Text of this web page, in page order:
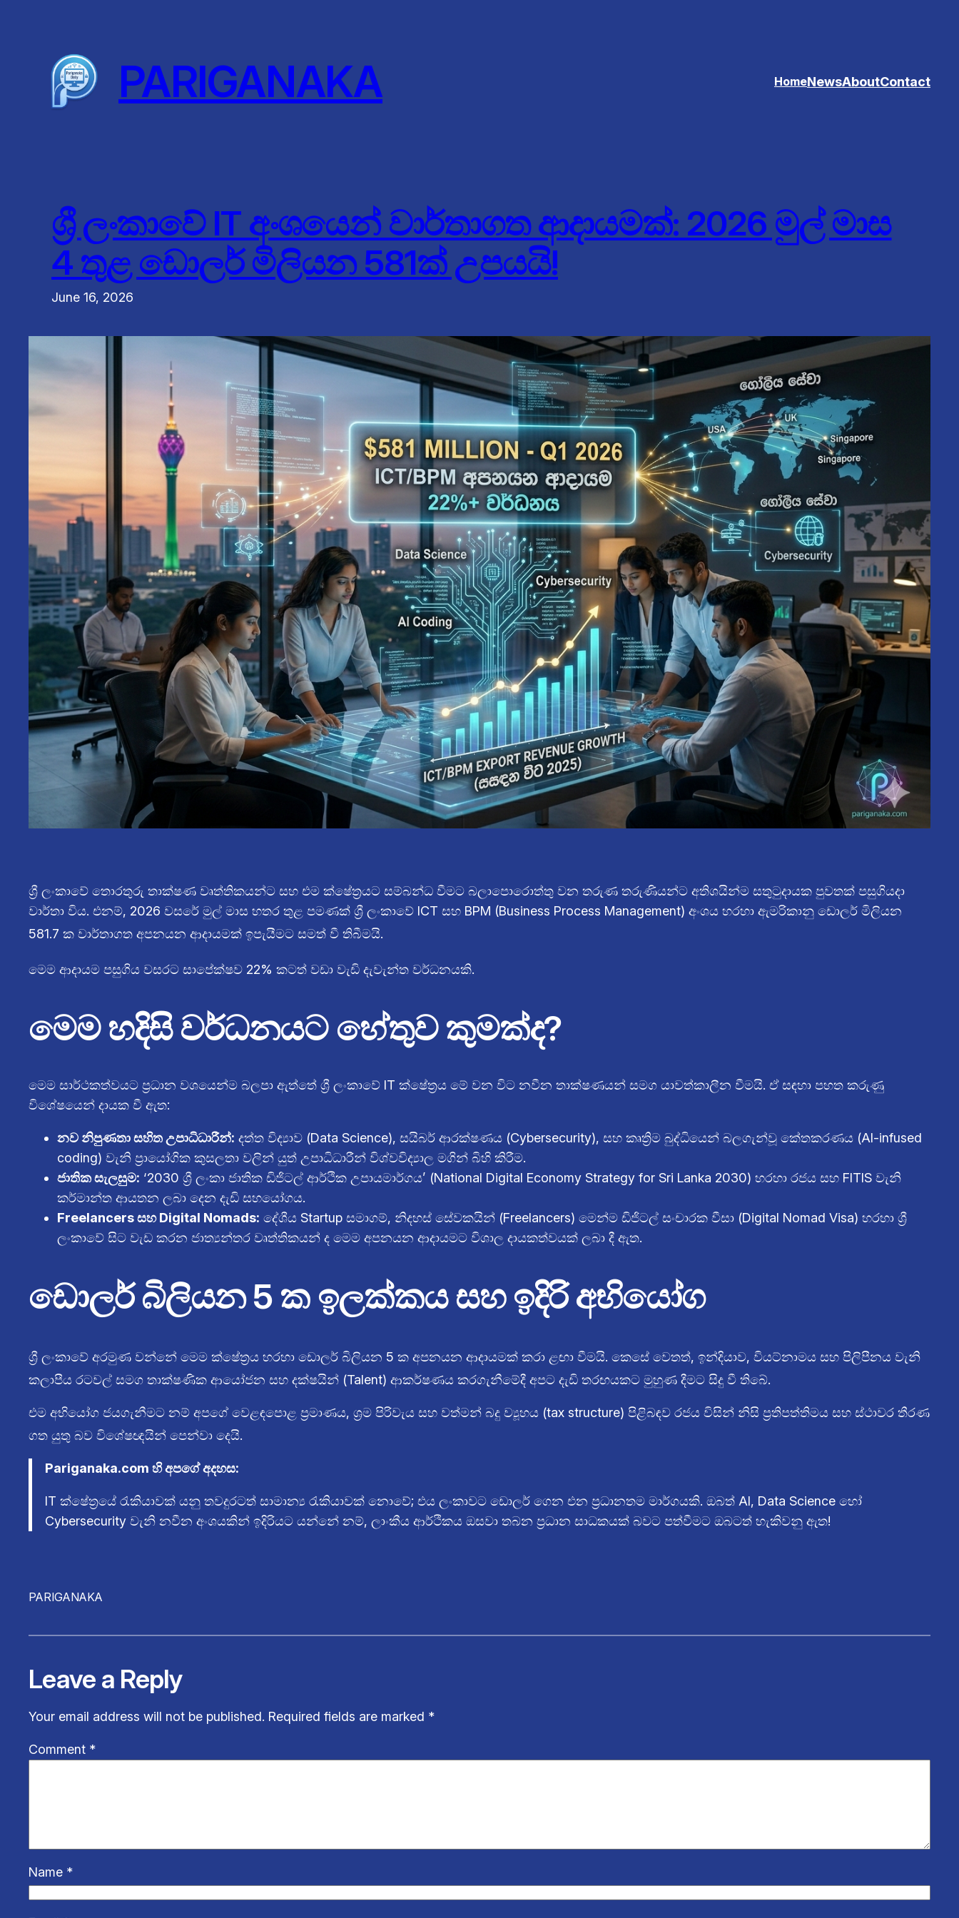
PARIGANAKA HomeNewsAboutContact
ශ්‍රී ලංකාවේ IT අංශයෙන් වාර්තාගත ආදායමක්: 2026 මුල් මාස
4 තුළ ඩොලර් මිලියන 581ක් උපයයි!
June 16, 2026
ශ්‍රී ලංකාවේ තොරතුරු තාක්ෂණ වෘත්තිකයන්ට සහ එම ක්ෂේත්‍රයට සම්බන්ධ වීමට බලාපොරොත්තු වන තරුණ තරුණියන්ට අතිශයින්ම සතුටුදායක පුවතක් පසුගියදා
වාර්තා විය. එනම්, 2026 වසරේ මුල් මාස හතර තුළ පමණක් ශ්‍රී ලංකාවේ ICT සහ BPM (Business Process Management) අංශය හරහා ඇමරිකානු ඩොලර් මිලියන
581.7 ක වාර්තාගත අපනයන ආදායමක් ඉපැයීමට සමත් වී තිබීමයි.
මෙම ආදායම පසුගිය වසරට සාපේක්ෂව 22% කටත් වඩා වැඩි දැවැන්ත වර්ධනයකි.
මෙම හදිසි වර්ධනයට හේතුව කුමක්ද?
මෙම සාර්ථකත්වයට ප්‍රධාන වශයෙන්ම බලපා ඇත්තේ ශ්‍රී ලංකාවේ IT ක්ෂේත්‍රය මේ වන විට නවීන තාක්ෂණයන් සමග යාවත්කාලීන වීමයි. ඒ සඳහා පහත කරුණු
විශේෂයෙන් දායක වී ඇත:
නව නිපුණතා සහිත උපාධිධාරීන්: දත්ත විද්‍යාව (Data Science), සයිබර් ආරක්ෂණය (Cybersecurity), සහ කෘත්‍රිම බුද්ධියෙන් බලගැන්වූ කේතකරණය (AI-infused
coding) වැනි ප්‍රායෝගික කුසලතා වලින් යුත් උපාධිධාරීන් විශ්වවිද්‍යාල මගින් බිහි කිරීම.
ජාතික සැලසුම: ‘2030 ශ්‍රී ලංකා ජාතික ඩිජිටල් ආර්ථික උපායමාර්ගය’ (National Digital Economy Strategy for Sri Lanka 2030) හරහා රජය සහ FITIS වැනි
කර්මාන්ත ආයතන ලබා දෙන දැඩි සහයෝගය.
Freelancers සහ Digital Nomads: දේශීය Startup සමාගම්, නිදහස් සේවකයින් (Freelancers) මෙන්ම ඩිජිටල් සංචාරක වීසා (Digital Nomad Visa) හරහා ශ්‍රී
ලංකාවේ සිට වැඩ කරන ජාත්‍යන්තර වෘත්තිකයන් ද මෙම අපනයන ආදායමට විශාල දායකත්වයක් ලබා දී ඇත.
ඩොලර් බිලියන 5 ක ඉලක්කය සහ ඉදිරි අභියෝග
ශ්‍රී ලංකාවේ අරමුණ වන්නේ මෙම ක්ෂේත්‍රය හරහා ඩොලර් බිලියන 5 ක අපනයන ආදායමක් කරා ළඟා වීමයි. කෙසේ වෙතත්, ඉන්දියාව, වියට්නාමය සහ පිලිපීනය වැනි
කලාපීය රටවල් සමග තාක්ෂණික ආයෝජන සහ දක්ෂයින් (Talent) ආකර්ෂණය කරගැනීමේදී අපට දැඩි තරඟයකට මුහුණ දීමට සිදු වී තිබේ.
එම අභියෝග ජයගැනීමට නම් අපගේ වෙළඳපොළ ප්‍රමාණය, ශ්‍රම පිරිවැය සහ වත්මන් බදු ව්‍යූහය (tax structure) පිළිබඳව රජය විසින් නිසි ප්‍රතිපත්තිමය සහ ස්ථාවර තීරණ
ගත යුතු බව විශේෂඥයින් පෙන්වා දෙයි.
Pariganaka.com හි අපගේ අදහස:
IT ක්ෂේත්‍රයේ රැකියාවක් යනු තවදුරටත් සාමාන්‍ය රැකියාවක් නොවේ; එය ලංකාවට ඩොලර් ගෙන එන ප්‍රධානතම මාර්ගයකි. ඔබත් AI, Data Science හෝ
Cybersecurity වැනි නවීන අංශයකින් ඉදිරියට යන්නේ නම්, ලාංකීය ආර්ථිකය ඔසවා තබන ප්‍රධාන සාධකයක් බවට පත්වීමට ඔබටත් හැකිවනු ඇත!
PARIGANAKA
Leave a Reply
Your email address will not be published. Required fields are marked *
Comment *
Name *